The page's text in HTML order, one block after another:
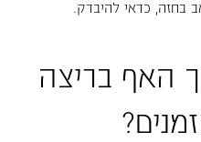
בחזה, כדאי להיבדק.
האף בריצה